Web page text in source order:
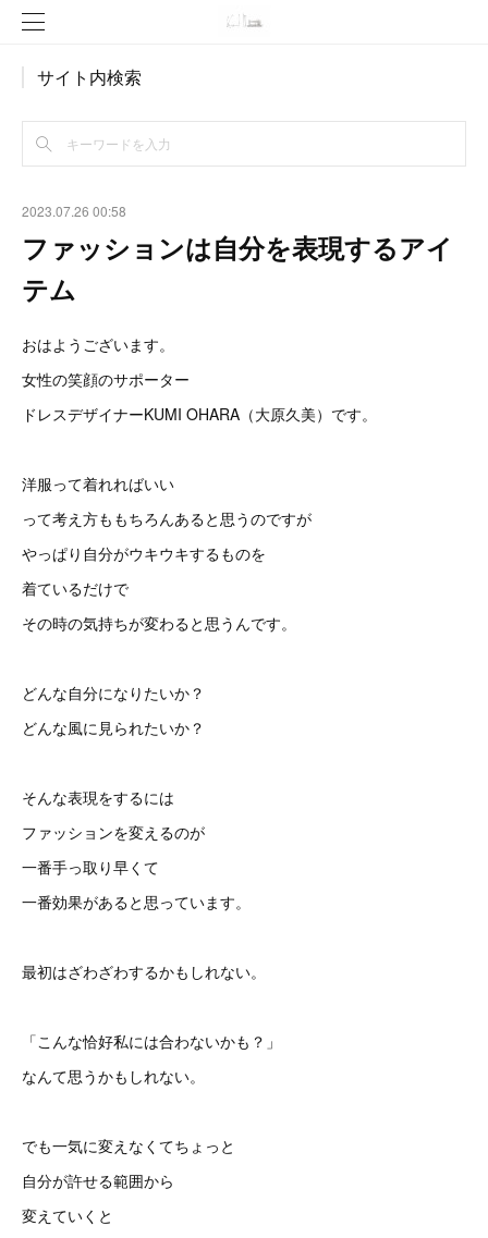
サイト内検索
2023.07.26 00:58
ファッションは自分を表現するアイ
テム
おはようございます。
女性の笑顔のサポーター
ドレスデザイナーKUMI OHARA（大原久美）です。
洋服って着れればいい
って考え方ももちろんあると思うのですが
やっぱり自分がウキウキするものを
着ているだけで
その時の気持ちが変わると思うんです。
どんな自分になりたいか？
どんな風に見られたいか？
そんな表現をするには
ファッションを変えるのが
一番手っ取り早くて
一番効果があると思っています。
最初はざわざわするかもしれない。
「こんな恰好私には合わないかも？」
なんて思うかもしれない。
でも一気に変えなくてちょっと
自分が許せる範囲から
変えていくと